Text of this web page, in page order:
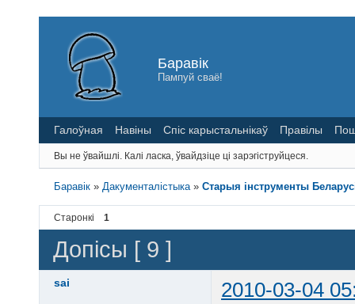
Баравік
Пампуй сваё!
Галоўная Навіны Спіс карыстальнікаў Правілы
Вы не ўвайшлі. Калі ласка, ўвайдзіце ці зарэгіструйцеся.
Баравік » Дакументалістыка »Старыя інструменты
Старонкі 1
Допісы [ 9 ]
sai 2010-03-04